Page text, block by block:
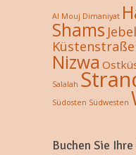
Al Mouj Dimaniyat
Shams
Küstenstraße
Nizwa
Salalah
Südosten Südwesten
Buchen Sie